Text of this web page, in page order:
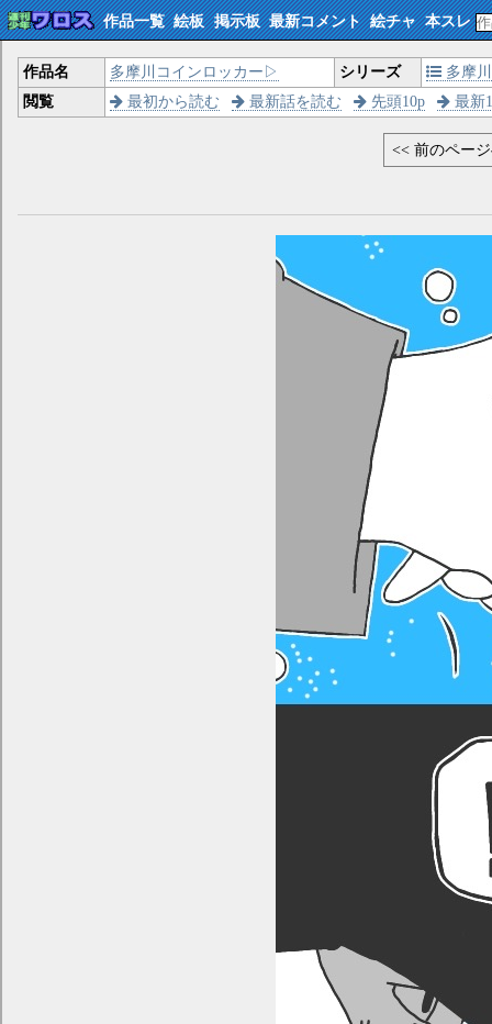
作品一覧 絵板 掲示板 最新コメント 絵チャ 本スレ
作品名 多摩川コインロッカー▷ シリーズ
多摩
閲覧
最初から読む 最新話を読む 先頭10p 最新
<< 前のペー